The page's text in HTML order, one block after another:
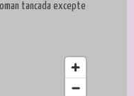
tancada excepte